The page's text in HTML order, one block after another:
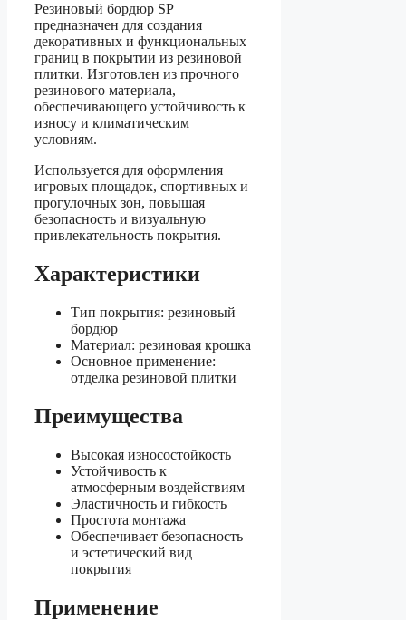
Резиновый бордюр SP
предназначен для создания
декоративных и функциональных
границ в покрытии из резиновой
плитки. Изготовлен из прочного
резинового материала,
обеспечивающего устойчивость к
износу и климатическим
условиям.
Используется для оформления
игровых площадок, спортивных и
прогулочных зон, повышая
безопасность и визуальную
привлекательность покрытия.
Характеристики
Тип покрытия: резиновый
бордюр
Материал: резиновая крошка
Основное применение:
отделка резиновой плитки
Преимущества
Высокая износостойкость
Устойчивость к
атмосферным воздействиям
Эластичность и гибкость
Простота монтажа
Обеспечивает безопасность
и эстетический вид
покрытия
Применение